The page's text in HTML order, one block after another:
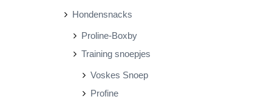
Hondensnacks
Proline-Boxby
Training snoepjes
Voskes Snoep
Profine